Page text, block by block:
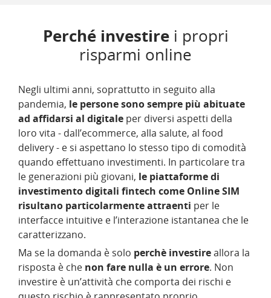
Perché investirei propri
risparmi online
Negli ultimi anni, soprattutto in seguito alla
pandemia, le persone sono sempre più abituate
ad affidarsi al digitale per diversi aspetti della
loro vita - dall’ecommerce, alla salute, al food
delivery - e si aspettano lo stesso tipo di comodità
quando effettuano investimenti. In particolare tra
le generazioni più giovani, le piattaforme di
investimento digitali fintech come Online SIM
risultano particolarmente attraenti per le
interfacce intuitive e l’interazione istantanea che le
caratterizzano.
Ma se la domanda è solo perchè investireallora la
risposta è che non fare nulla è un errore. Non
investire è un’attività che comporta dei rischi e